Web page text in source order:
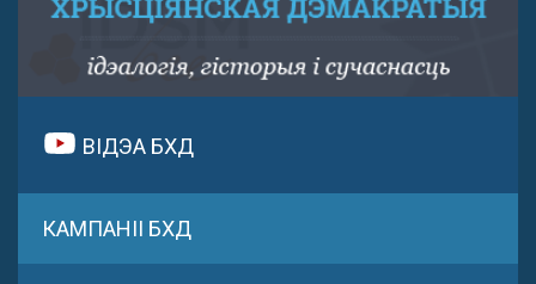
ВІДЭА БХД
КАМПАНІІ БХД